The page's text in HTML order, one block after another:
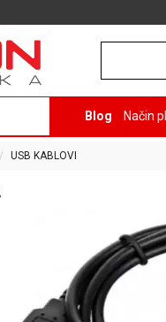
Blog Način
USB KABLOVI